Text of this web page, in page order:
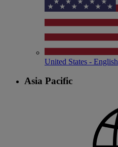
United States - English
Asia Pacific